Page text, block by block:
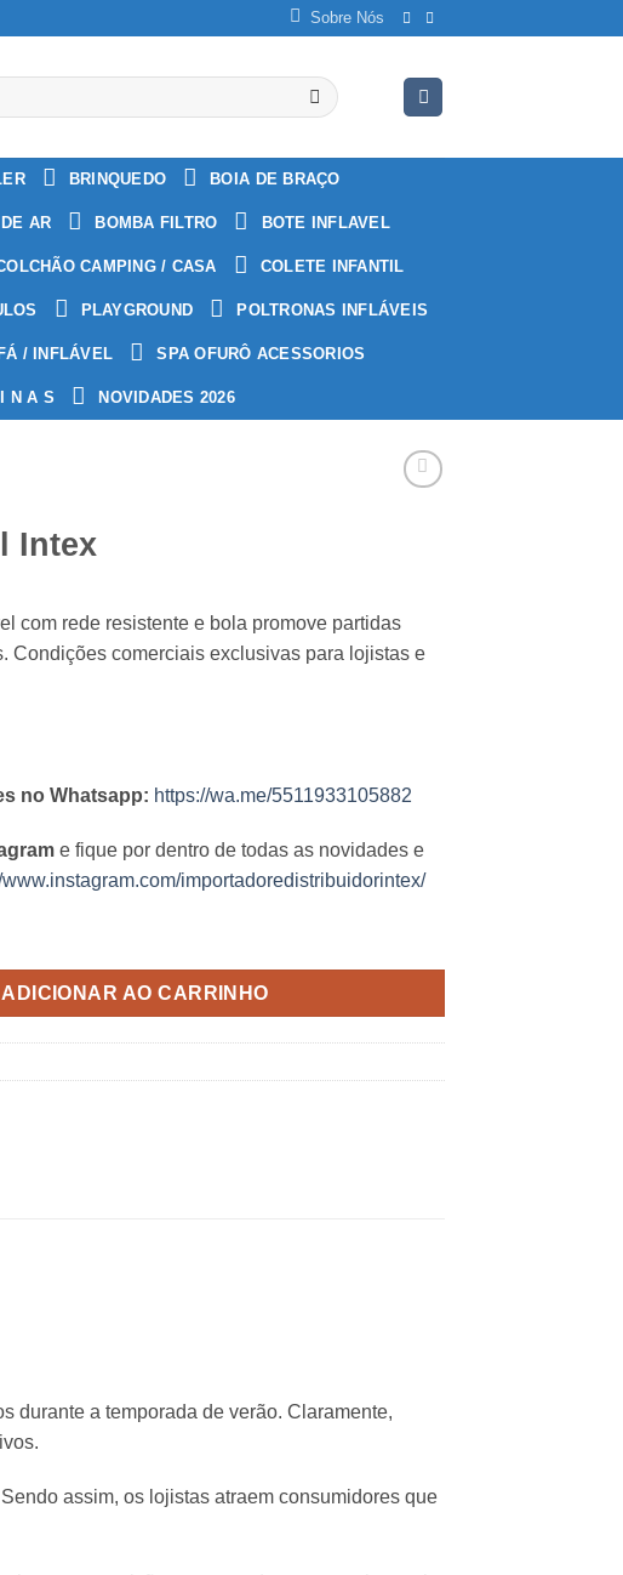
Sobre Nós
BRINQUEDO BOIA DE BRAÇO
AR BOMBA FILTRO BOTE INFLAVEL
CAMPING / CASA COLETE INFANTIL
PLAYGROUND POLTRONAS INFLÁVEIS
/ INFLÁVEL SPA OFURÔ ACESSORIOS
N A S NOVIDADES 2026
Intex
com rede resistente e bola promove partidas
Condições comerciais exclusivas para lojistas e
no Whatsapp: https://wa.me/5511933105882
e fique por dentro de todas as novidades e
www.instagram.com/importadoredistribuidorintex/
ADICIONAR AO CARRINHO
durante a temporada de verão. Claramente,
assim, os lojistas atraem consumidores que